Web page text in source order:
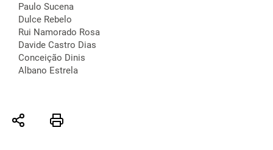
Paulo Sucena
Dulce Rebelo
Rui Namorado Rosa
Davide Castro Dias
Conceição Dinis
Albano Estrela